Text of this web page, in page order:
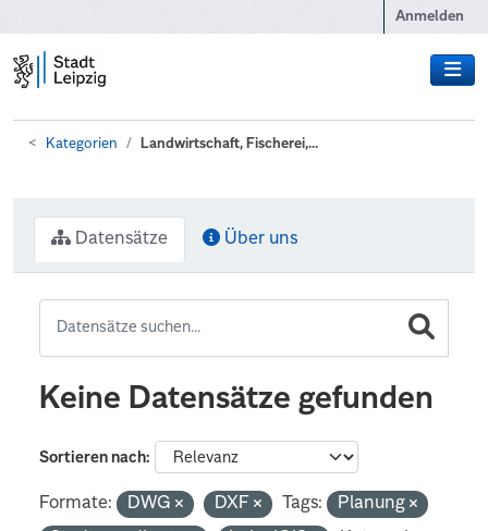
Anmelden
Kategorien Landwirtschaft, Fischerei,...
Datensätze Über uns
Keine Datensätze gefunden
Sortieren nach
Formate: DWG DXF Tags:
Planung